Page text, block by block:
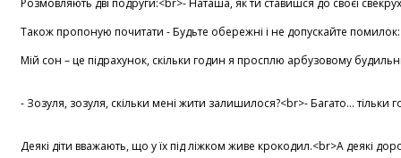
Розмовляють дві подруги:<br>- Наташа, як ти ставишся до своєї
Також пропоную почитати - Будьте обережні і не допускайте помилок:
Мій сон – це підрахунок, скільки годин я просплю арбузовому
- Зозуля, зозуля, скільки мені жити залишилося?<br>- Багато...
Деякі діти вважають, що у їх під ліжком живе крокодил.<br>А деякі